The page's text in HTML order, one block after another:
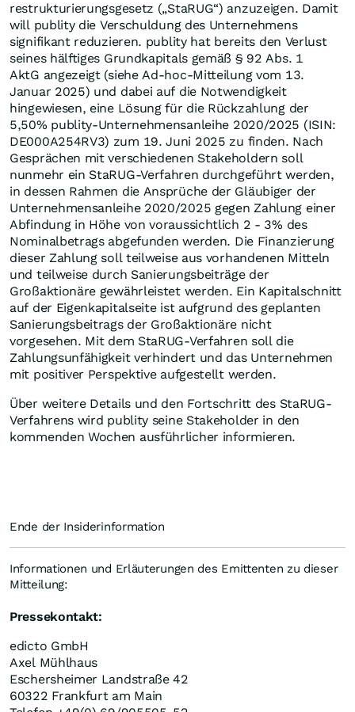
restrukturierungsgesetz („StaRUG“) anzuzeigen. Damit
will publity die Verschuldung des Unternehmens
signifikant reduzieren. publity hat bereits den Verlust
seines hälftiges Grundkapitals gemäß § 92 Abs. 1
AktG angezeigt (siehe Ad-hoc-Mitteilung vom 13.
Januar 2025) und dabei auf die Notwendigkeit
hingewiesen, eine Lösung für die Rückzahlung der
5,50% publity-Unternehmensanleihe 2020/2025 (ISIN:
DE000A254RV3) zum 19. Juni 2025 zu finden. Nach
Gesprächen mit verschiedenen Stakeholdern soll
nunmehr ein StaRUG-Verfahren durchgeführt werden,
in dessen Rahmen die Ansprüche der Gläubiger der
Unternehmensanleihe 2020/2025 gegen Zahlung einer
Abfindung in Höhe von voraussichtlich 2 - 3% des
Nominalbetrags abgefunden werden. Die Finanzierung
dieser Zahlung soll teilweise aus vorhandenen Mitteln
und teilweise durch Sanierungsbeiträge der
Großaktionäre gewährleistet werden. Ein Kapitalschnitt
auf der Eigenkapitalseite ist aufgrund des geplanten
Sanierungsbeitrags der Großaktionäre nicht
vorgesehen. Mit dem StaRUG-Verfahren soll die
Zahlungsunfähigkeit verhindert und das Unternehmen
mit positiver Perspektive aufgestellt werden.
Über weitere Details und den Fortschritt des StaRUG-
Verfahrens wird publity seine Stakeholder in den
kommenden Wochen ausführlicher informieren.
Ende der Insiderinformation
Informationen und Erläuterungen des Emittenten zu dieser
Mitteilung:
Pressekontakt:
edicto GmbH
Axel Mühlhaus
Eschersheimer Landstraße 42
60322 Frankfurt am Main